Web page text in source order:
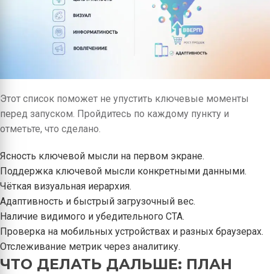
Этот список поможет не упустить ключевые моменты
перед запуском. Пройдитесь по каждому пункту и
отметьте, что сделано.
Ясность ключевой мысли на первом экране.
Поддержка ключевой мысли конкретными данными.
Чёткая визуальная иерархия.
Адаптивность и быстрый загрузочный вес.
Наличие видимого и убедительного CTA.
Проверка на мобильных устройствах и разных браузерах.
Отслеживание метрик через аналитику.
ЧТО ДЕЛАТЬ ДАЛЬШЕ: ПЛАН